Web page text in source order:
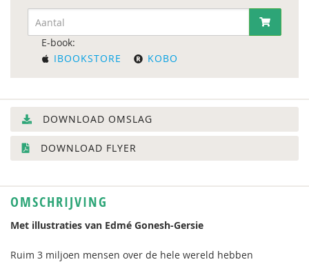
E-book:
IBOOKSTORE
KOBO
DOWNLOAD OMSLAG
DOWNLOAD FLYER
OMSCHRIJVING
Met illustraties van Edmé Gonesh-Gersie
Ruim 3 miljoen mensen over de hele wereld hebben